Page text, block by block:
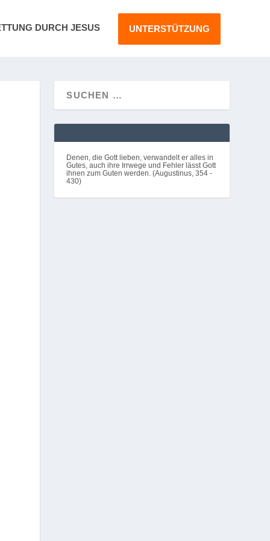
DURCH JESUS UNTERSTÜTZUNG
Denen, die Gott lieben, verwandelt er alles in
Gutes, auch ihre Irrwege und Fehler lässt Gott
ihnen zum Guten werden. (Augustinus, 354 -
430)